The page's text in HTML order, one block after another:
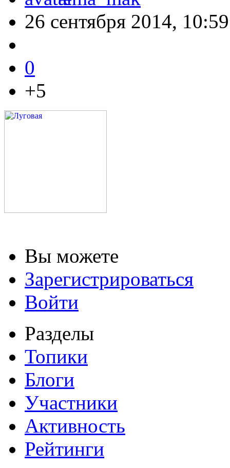
26 сентября 2014, 10:59
0
+5
Вы можете
Зарегистрироваться
Войти
Разделы
Топики
Блоги
Участники
Активность
Рейтинги